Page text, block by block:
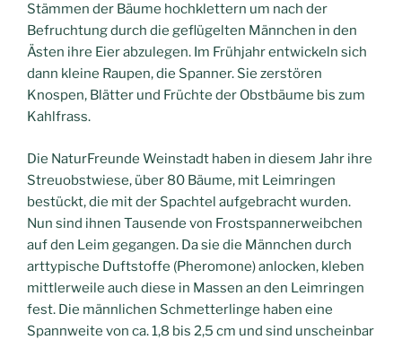
Stämmen der Bäume hochklettern um nach der
Befruchtung durch die geflügelten Männchen in den
Ästen ihre Eier abzulegen. Im Frühjahr entwickeln sich
dann kleine Raupen, die Spanner. Sie zerstören
Knospen, Blätter und Früchte der Obstbäume bis zum
Kahlfrass.
Die NaturFreunde Weinstadt haben in diesem Jahr ihre
Streuobstwiese, über 80 Bäume, mit Leimringen
bestückt, die mit der Spachtel aufgebracht wurden.
Nun sind ihnen Tausende von Frostspannerweibchen
auf den Leim gegangen. Da sie die Männchen durch
arttypische Duftstoffe (Pheromone) anlocken, kleben
mittlerweile auch diese in Massen an den Leimringen
fest. Die männlichen Schmetterlinge haben eine
Spannweite von ca. 1,8 bis 2,5 cm und sind unscheinbar